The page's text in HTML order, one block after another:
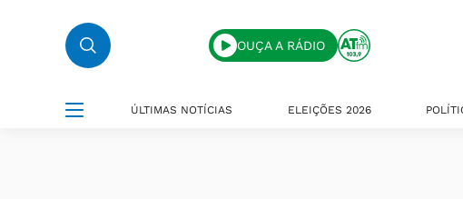
OUÇA A RÁDIO
ÚLTIMAS NOTÍCIAS ELEIÇÕES 2026